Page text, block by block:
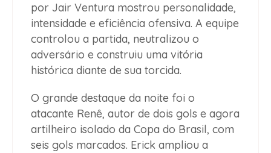
por Jair Ventura mostrou personalidade,
intensidade e eficiência ofensiva. A equipe
controlou a partida, neutralizou o
adversário e construiu uma vitória
histórica diante de sua torcida.
O grande destaque da noite foi o
atacante Renê, autor de dois gols e agora
artilheiro isolado da Copa do Brasil, com
seis gols marcados. Erick ampliou a